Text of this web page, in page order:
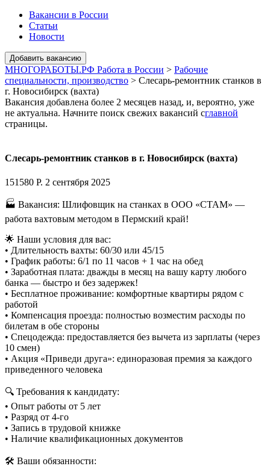
Вакансии в России
Статьи
Новости
МНОГОРАБОТЫ.РФ Работа в России > Рабочие
специальности, производство > Слесарь-ремонтник станков в
г. Новосибирск (вахта)
Вакансия добавлена более 2 месяцев назад, и, вероятно, уже
не актуальна. Начните поиск свежих вакансий сглавной
страницы.
Слесарь-ремонтник станков в г. Новосибирск (вахта)
151580 Р. 2 сентября 2025
🏭 Вакансия: Шлифовщик на станках в ООО «СТАМ» —
работа вахтовым методом в Пермский край!
🌟 Наши условия для вас:
• Длительность вахты: 60/30 или 45/15
• График работы: 6/1 по 11 часов + 1 час на обед
• Заработная плата: дважды в месяц на вашу карту любого
банка — быстро и без задержек!
• Бесплатное проживание: комфортные квартиры рядом с
работой
• Компенсация проезда: полностью возместим расходы по
билетам в обе стороны
• Спецодежда: предоставляется без вычета из зарплаты (через
10 смен)
• Акция «Приведи друга»: единоразовая премия за каждого
приведенного человека
🔍 Требования к кандидату:
• Опыт работы от 5 лет
• Разряд от 4-го
• Запись в трудовой книжке
• Наличие квалификационных документов
🛠️ Ваши обязанности: